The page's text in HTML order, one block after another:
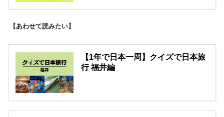
【あわせて読みたい】
【1年で日本一周】クイズで日本旅
行 福井編